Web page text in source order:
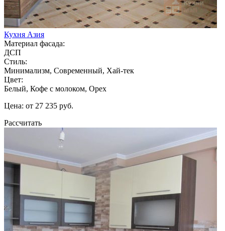
Кухня Азия
Материал фасада:
ДСП
Стиль:
Минимализм, Современный, Хай-тек
Цвет:
Белый, Кофе с молоком, Орех
Цена: от 27 235 руб.
Рассчитать